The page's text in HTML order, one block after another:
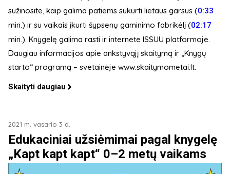
sužinosite, kaip galima patiems sukurti lietaus garsus (0:33
min.) ir su vaikais įkurti šypsenų gaminimo fabrikėlį (02:17
min.). Knygelę galima rasti ir internete ISSUU platformoje.
Daugiau informacijos apie ankstyvąjį skaitymą ir „Knygų
starto“ programą – svetainėje www.skaitymometai.lt.
Skaityti daugiau
2021 m. vasario 3 d.
Edukaciniai užsiėmimai pagal knygelę
„Kapt kapt kapt“ 0–2 metų vaikams